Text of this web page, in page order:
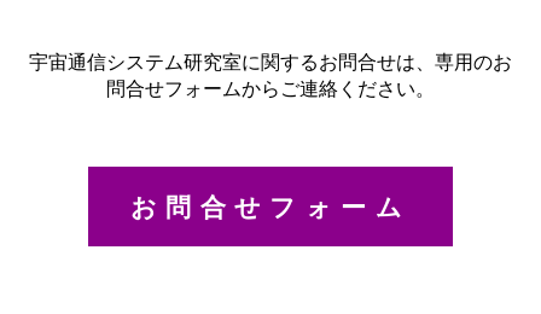
宇宙通信システム研究室に関するお問合せは、専用のお
問合せフォームからご連絡ください。
お問合せフォーム